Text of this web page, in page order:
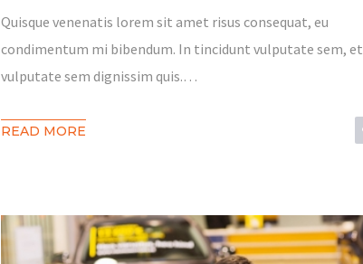
Quisque venenatis lorem sit amet risus consequat, eu
condimentum mi bibendum. In tincidunt vulputate sem, et
vulputate sem dignissim quis.…
READ MORE